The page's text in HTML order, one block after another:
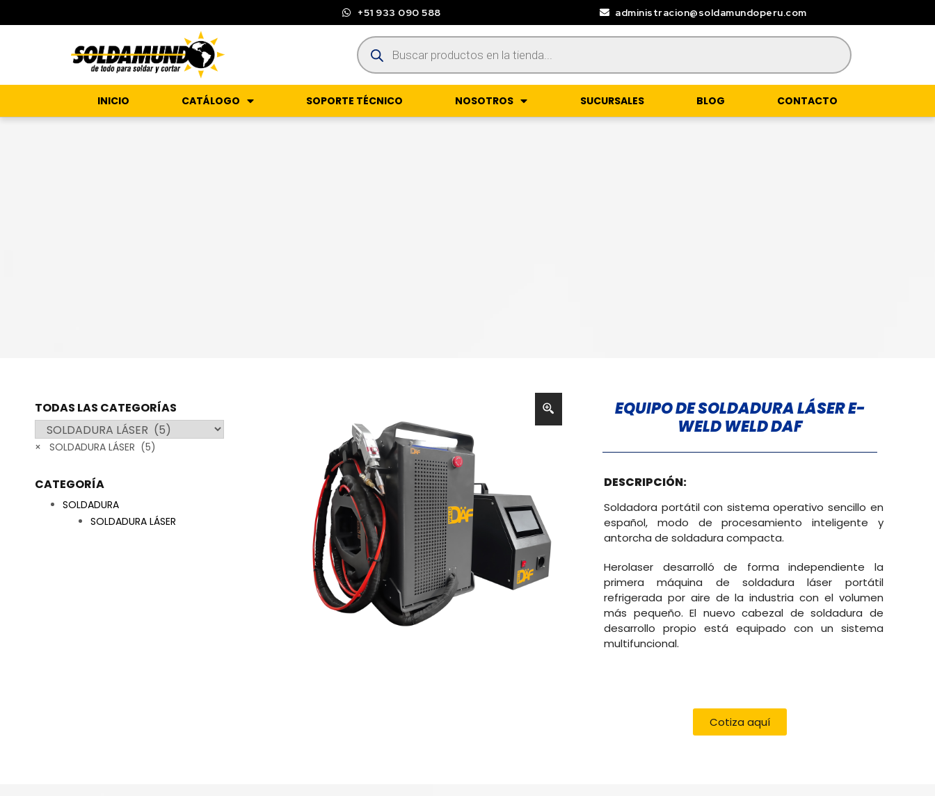
+51 933 090 588 administracion@soldamundoperu.com
INICIO CATÁLOGO SOPORTE TÉCNICO NOSOTROS SUCURSALES BLOG CONTACTO
TODAS LAS CATEGORÍAS
× SOLDADURA LÁSER (5)
CATEGORÍA
SOLDADURA
SOLDADURA LÁSER
EQUIPO DE SOLDADURA LÁSER E-
WELD WELD DAF
DESCRIPCIÓN:
Soldadora portátil con sistema operativo sencillo en
español, modo de procesamiento inteligente y
antorcha de soldadura compacta.
Herolaser desarrolló de forma independiente la
primera máquina de soldadura láser portátil
refrigerada por aire de la industria con el volumen
más pequeño. El nuevo cabezal de soldadura de
desarrollo propio está equipado con un sistema
multifuncional.
Cotiza aquí